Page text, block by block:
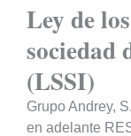
Ley de
sociedad
(LSSI)
Grupo Andrey,
en adelante